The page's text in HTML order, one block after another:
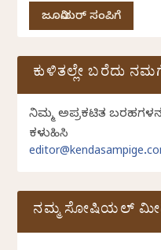
ಜೂನಿಯರ್ ಸಂಪಿಗೆ
ಕುಳಿತಲ್ಲೇ ಬರೆದು
ನಿಮ್ಮ ಅಪ್ರಕಟಿತ
ಕಳುಹಿಸಿ
ನಮ್ಮ ಸೋಷಿಯಲ್‌